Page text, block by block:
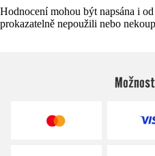
Hodnocení mohou být napsána i
prokazatelně nepoužili nebo